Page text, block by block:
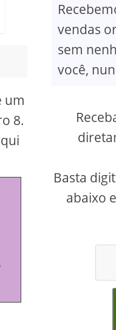
um
8.
vendas
sem
você,
Basta
abaixo